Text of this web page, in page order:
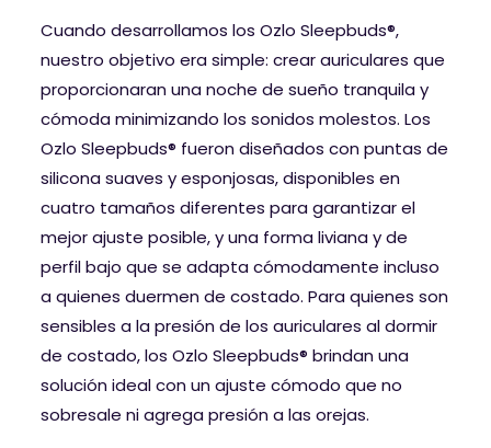
Cuando desarrollamos los Ozlo Sleepbuds®,
nuestro objetivo era simple: crear auriculares que
proporcionaran una noche de sueño tranquila y
cómoda minimizando los sonidos molestos. Los
Ozlo Sleepbuds® fueron diseñados con puntas de
silicona suaves y esponjosas, disponibles en
cuatro tamaños diferentes para garantizar el
mejor ajuste posible, y una forma liviana y de
perfil bajo que se adapta cómodamente incluso
a quienes duermen de costado. Para quienes son
sensibles a la presión de los auriculares al dormir
de costado, los Ozlo Sleepbuds® brindan una
solución ideal con un ajuste cómodo que no
sobresale ni agrega presión a las orejas.